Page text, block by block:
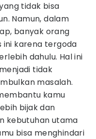
tidak bisa
Namun, dalam
banyak orang
ini karena tergoda
dahulu. Hal ini
tidak
masalah.
kamu
bijak dan
kebutuhan utama
bisa menghindari